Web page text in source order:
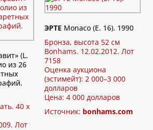
(L.
из 26
40 x
Лот
ЭРТЕ Monaco (E. 16). 1990
Бронза, высота 52 см
Bonhams. 12.02.2012. Лот
7158
Оценка аукциона
(эстимейт): 2 000–3 000
долларов
Цена: 4 000 долларов
Источник: bonhams.com